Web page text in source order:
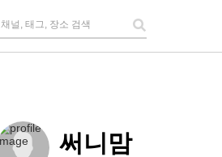
채널, 태그, 장소 검색
써니맘